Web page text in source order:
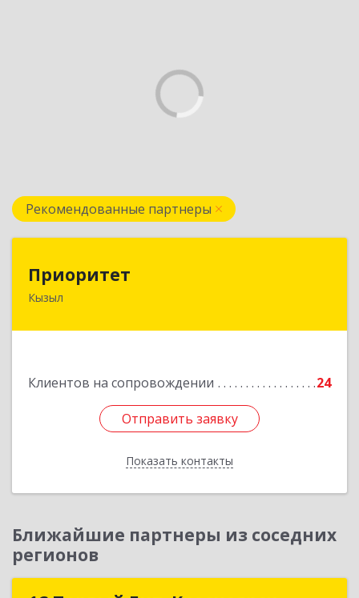
Рекомендованные партнеры
Приоритет
Кызыл
Клиентов на сопровождении 24
Отправить заявку
Показать контакты
667000, Тыва Респ, Кызыл г, Комсомольская ул,
Отправить заявку
Назад
Ближайшие партнеры из соседних
регионов